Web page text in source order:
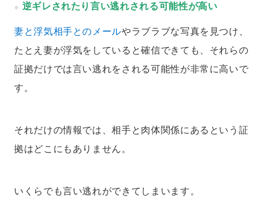
逆ギレされたり言い逃れされる可能性が高い
妻と浮気相手とのメールやラブラブな写真を見つけ、
たとえ妻が浮気をしていると確信できても、それらの
証拠だけでは言い逃れをされる可能性が非常に高いで
す。
それだけの情報では、相手と肉体関係にあるという証
拠はどこにもありません。
いくらでも言い逃れができてしまいます。